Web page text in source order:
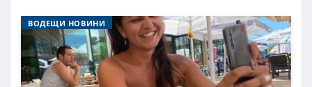
ВОДЕЩИ НОВИНИ